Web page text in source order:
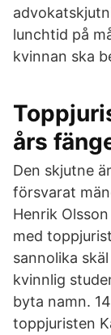
lunchtid på
kvinnan ska
års
Den skjutne
försvarat
Henrik
med
sannolika
kvinnlig
byta namn.
toppjuristen